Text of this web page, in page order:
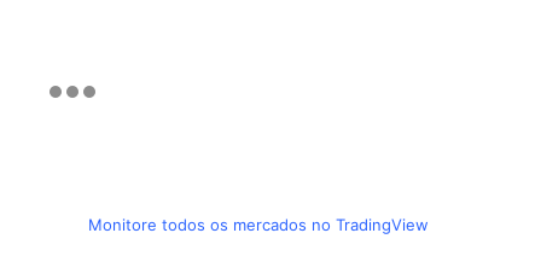
Monitore todos os mercados no TradingView